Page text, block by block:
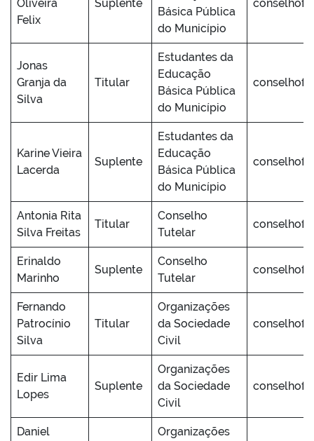
Oliveira
Felix
Suplente
Básica Pública
do Município
Jonas
Granja da
Silva
Titular
Estudantes da
Educação
Básica Pública
do Município
Karine Vieira
Lacerda
Suplente
Estudantes da
Educação
Básica Pública
do Município
Antonia Rita
Silva Freitas
Titular
Conselho
Tutelar
Erinaldo
Marinho
Suplente
Conselho
Tutelar
Fernando
Patrocínio
Silva
Titular
Organizações
da Sociedade
Civil
Edir Lima
Lopes
Suplente
Organizações
da Sociedade
Civil
Daniel
Organizações